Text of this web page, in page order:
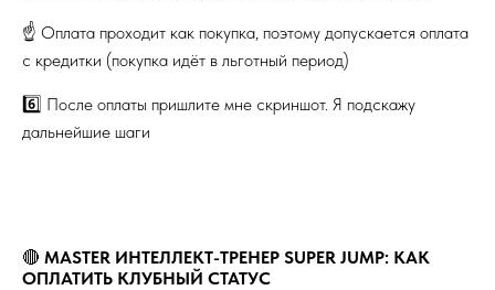
☝️ Оплата проходит как покупка, поэтому допускается оплата
с кредитки (покупка идёт в льготный период)
6️⃣ После оплаты пришлите мне скриншот. Я подскажу
дальнейшие шаги
🔴 MASTER ИНТЕЛЛЕКТ-ТРЕНЕР SUPER JUMP: КАК
ОПЛАТИТЬ КЛУБНЫЙ СТАТУС